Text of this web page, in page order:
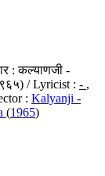
: कल्याणजी -
/ Lyricist : - ,
: Kalyanji -
(1965)